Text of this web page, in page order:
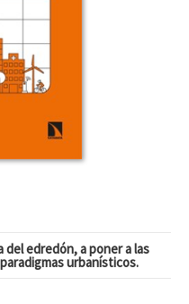
edredón, a poner a las
urbanísticos.